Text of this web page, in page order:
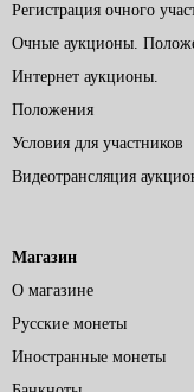
Регистрация очного
Очные аукционы.
Интернет аукционы.
Положения
Условия для участников
Видеотрансляция
Магазин
О магазине
Русские монеты
Иностранные монеты